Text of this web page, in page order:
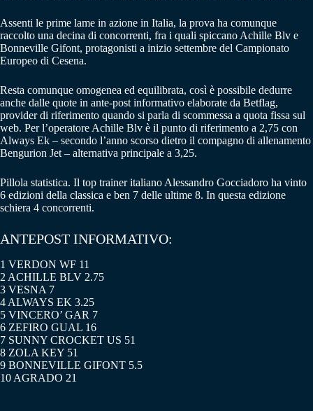
Assenti le prime lame in azione in Italia, la prova ha comunque
raccolto una decina di concorrenti, fra i quali spiccano Achille Blv e
Bonneville Gifont, protagonisti a inizio settembre del Campionato
Europeo di Cesena.
Resta comunque omogenea ed equilibrata, così è possibile dedurre
anche dalle quote in ante-post informativo elaborate da Betflag,
provider di riferimento quando si parla di scommessa a quota fissa sul
web. Per l’operatore Achille Blv è il punto di riferimento a 2,75 con
Always Ek – secondo l’anno scorso dietro il compagno di allenamento
Bengurion Jet – alternativa principale a 3,25.
Pillola statistica. Il top trainer italiano Alessandro Gocciadoro ha vinto
6 edizioni della classica e ben 7 delle ultime 8. In questa edizione
schiera 4 concorrenti.
ANTEPOST INFORMATIVO:
1 VERDON WF 11
2 ACHILLE BLV 2.75
3 VESNA 7
4 ALWAYS EK 3.25
5 VINCERO’ GAR 7
6 ZEFIRO GUAL 16
7 SUNNY CROCKET US 51
8 ZOLA KEY 51
9 BONNEVILLE GIFONT 5.5
10 AGRADO 21